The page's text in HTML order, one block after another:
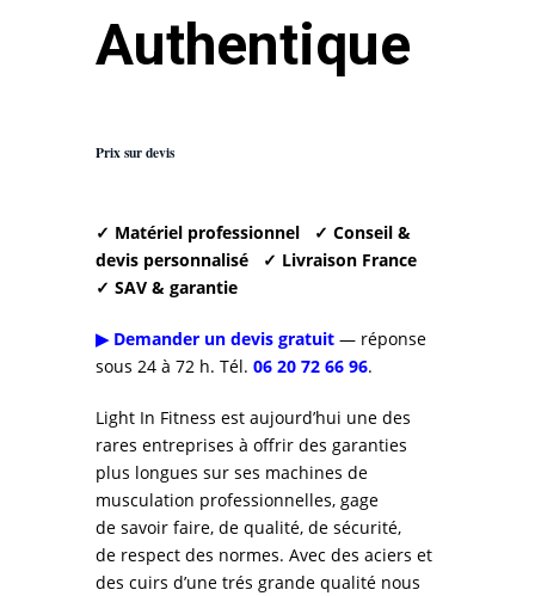
Authentique
Prix sur devis
✓ Matériel professionnel
✓ Conseil &
devis personnalisé
✓ Livraison France
✓ SAV & garantie
▶ Demander un devis gratuit — réponse
sous 24 à 72 h. Tél. 06 20 72 66 96.
Light In Fitness est aujourd’hui une des
rares entreprises à offrir des garanties
plus longues sur ses machines de
musculation professionnelles, gage
de savoir faire, de qualité, de sécurité,
de respect des normes. Avec des aciers et
des cuirs d’une trés grande qualité nous